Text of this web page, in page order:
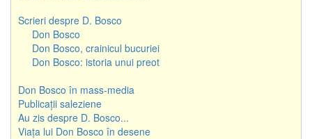
Scrieri despre D. Bosco
Don Bosco
Don Bosco, crainicul bucuriei
Don Bosco: istoria unui preot
Don Bosco în mass-media
Publicații saleziene
Au zis despre D. Bosco...
Viața lui Don Bosco în desene